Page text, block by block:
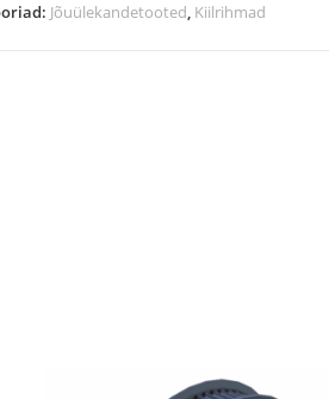
Jõuülekandetooted, Kiilrihmad